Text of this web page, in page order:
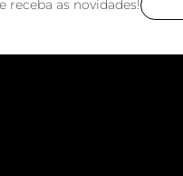
receba as novidades!